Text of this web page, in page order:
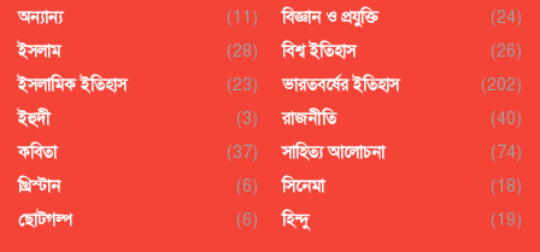
অন্যান্য
(11)
ইসলাম
(28)
ইসলামিক ইতিহাস
(23)
ইহুদী
(3)
কবিতা
(37)
খ্রিস্টান
(6)
ছোটগল্প
(6)
বিজ্ঞান ও প্রযুক্তি
(24)
বিশ্ব ইতিহাস
(26)
ভারতবর্ষের ইতিহাস
(202)
রাজনীতি
(40)
সাহিত্য আলোচনা
(74)
সিনেমা
(18)
হিন্দু
(19)